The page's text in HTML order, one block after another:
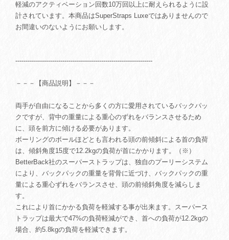
軽減のアクティベーション回数10万回以上に耐えられるように設
計されています。本商品はSuperStraps Luxeではありませんので
お間違いのないようにお願いします。
-------------------------------------------------------------------
－－－【商品説明】－－－
両手が自由になることから多くの方に愛用されているバックパッ
クですが、背中の重量による重心のずれをバランスさせるため
に、頭を前方に傾ける必要があります。
ボーリングのボールほどとも言われる頭の前傾斜による首の負荷
は、傾斜角度15度で12.2kgの負荷が首にかかります。（※）
BetterBack社のスーパーストラップは、独自のプーリーシステム
により、バックパックの重量を背骨に近づけ、バックパックの重
量による重心ずれをバランスさせ、頭の前傾斜角度を減らしま
す。
これにより首にかかる負荷を軽減する事が出来ます。スーパース
トラップは最大で47%の負荷軽減ができ、首への負荷が12.2kgの
場合、約5.8kgの負荷を軽減できます。